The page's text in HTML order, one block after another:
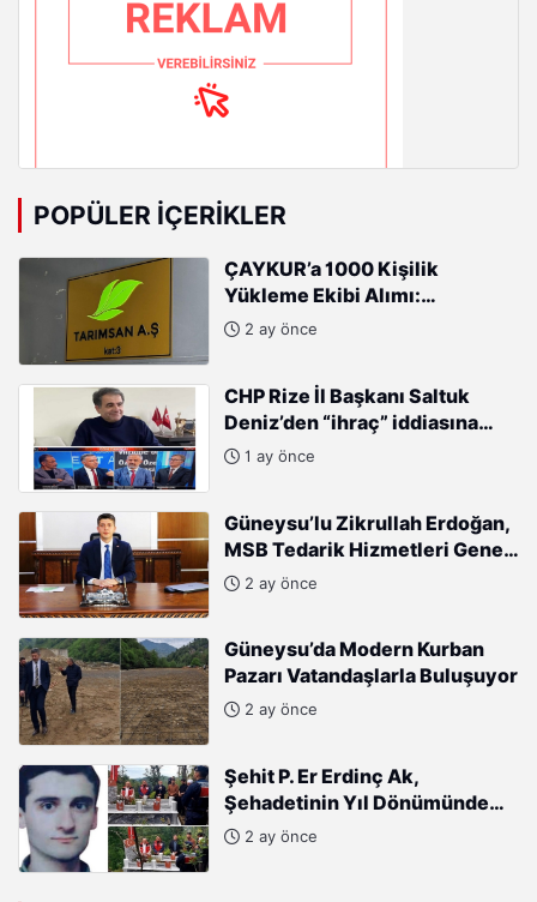
POPÜLER İÇERIKLER
ÇAYKUR’a 1000 Kişilik
Yükleme Ekibi Alımı:
Başvurular Başladı
2 ay önce
CHP Rize İl Başkanı Saltuk
Deniz’den “ihraç” iddiasına
sert tepki: “Kararları Sinan
1 ay önce
Güneysu’lu Zikrullah Erdoğan,
MSB Tedarik Hizmetleri Genel
Müdürlüğü’ne atandı.
2 ay önce
Güneysu’da Modern Kurban
Pazarı Vatandaşlarla Buluşuyor
2 ay önce
Şehit P. Er Erdinç Ak,
Şehadetinin Yıl Dönümünde
Kabri Başında Anıldı
2 ay önce